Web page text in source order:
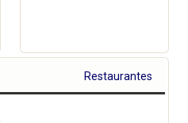
Restaurantes